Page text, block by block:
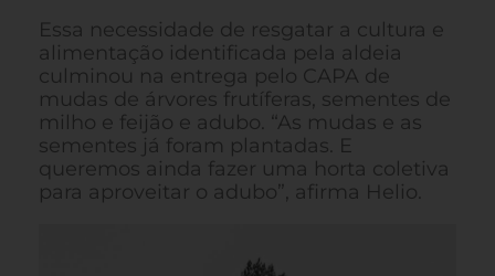
Essa necessidade de resgatar a cultura e
alimentação identificada pela aldeia
culminou na entrega pelo CAPA de
mudas de árvores frutíferas, sementes de
milho e feijão e adubo. “As mudas e as
sementes já foram plantadas. E
queremos ainda fazer uma horta coletiva
para aproveitar o adubo”, afirma Helio.